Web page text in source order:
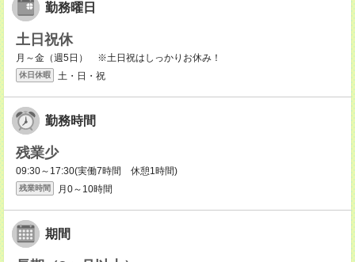
勤務曜日
土日祝休
月～金（週5日） ※土日祝はしっかりお休み！
休日休暇 土・日・祝
勤務時間
残業少
09:30～17:30(実働7時間 休憩1時間)
残業時間 月0～10時間
期間